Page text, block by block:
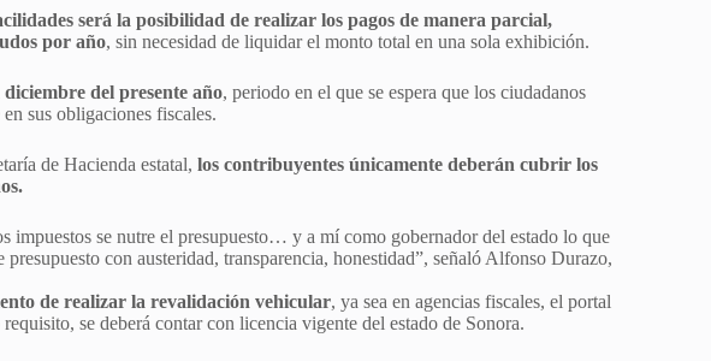
será la posibilidad de realizar los pagos de manera parcial,
por año, sin necesidad de liquidar el monto total en una sola exhibición.
del presente año, periodo en el que se espera que los ciudadanos
sus obligaciones fiscales.
de Hacienda estatal, los contribuyentes únicamente deberán cubrir los
impuestos se nutre el presupuesto… y a mí como gobernador del estado lo que
con austeridad, transparencia, honestidad”, señaló Alfonso Durazo,
de realizar la revalidación vehicular, ya sea en agencias fiscales, el portal
se deberá contar con licencia vigente del estado de Sonora.